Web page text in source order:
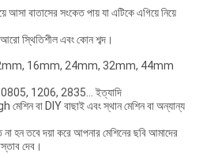
আসা বাতাসের সংকেত পায় যা এটিকে এগিয়ে নিয়ে
স্থিতিশীল এবং কোন শব্দ।
12mm, 16mm, 24mm, 32mm, 44mm
1206, 2835... ইত্যাদি
বা DIY বাছাই এবং স্থান মেশিন বা অন্যান্য
না হন তবে দয়া করে আপনার মেশিনের ছবি আমাদের
দেব।